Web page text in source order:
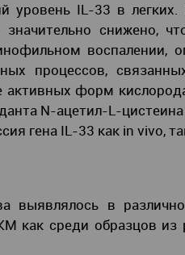
уровень IL-33 в
снижено,
воспалении,
процессов,
активных форм
N-ацетил-L-
гена IL-33 как in vivo,
в
как среди образцов